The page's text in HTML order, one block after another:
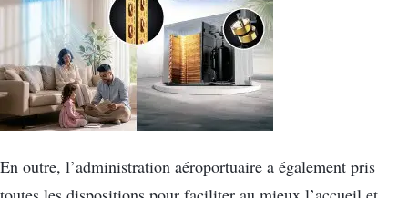
En outre, l’administration aéroportuaire a également pris